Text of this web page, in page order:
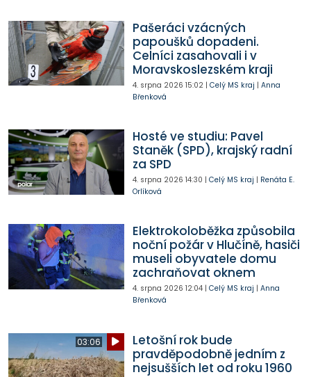
Pašeráci vzácných
papoušků dopadeni.
Celníci zasahovali i v
Moravskoslezském kraji
4. srpna 2026 15:02| Celý MS kraj | Anna
Břenková
Hosté ve studiu: Pavel
Staněk (SPD), krajský radní
za SPD
4. srpna 2026 14:30 | Celý MS kraj | Renáta E.
Orlíková
Elektrokoloběžka způsobila
noční požár v Hlučíně, hasiči
museli obyvatele domu
zachraňovat oknem
4. srpna 2026 12:04| Celý MS kraj | Anna
Břenková
03:06
Letošní rok bude
pravděpodobně jedním z
nejsušších let od roku 1960